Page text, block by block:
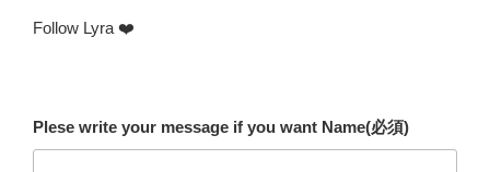
Follow Lyra ❤️
Plese write your message if you want Name(必須)